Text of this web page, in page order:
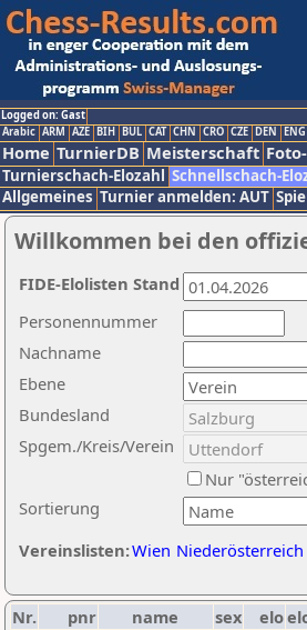
Logged on: Gast
Arabic ARM AZE BIH BUL CAT CHN CRO CZE DEN ENG
Home TurnierDB Meisterschaft
Turnierschach-Elozahl Schnellschach-
Allgemeines Turnier anmelden: AUT
Willkommen bei den
Nachname
Ebene
Sortierung
Personennummer
Bundesland
Spgem./Kreis/Verein
Nur
Vereinslisten:Wien Niederösterreich
FIDE-Elolisten Stand
Nr. pnr name sex elo